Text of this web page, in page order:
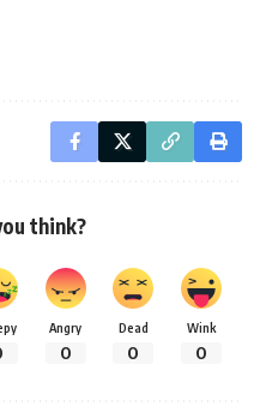
think?
Angry
0
Dead
0
Wink
0